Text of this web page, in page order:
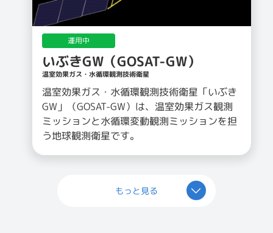
運用中
いぶきGW（GOSAT-GW）
温室効果ガス・水循環観測技術衛星
温室効果ガス・水循環観測技術衛星「いぶき
GW」（GOSAT-GW）は、温室効果ガス観測
ミッションと水循環変動観測ミッションを担
う地球観測衛星です。
もっと見る